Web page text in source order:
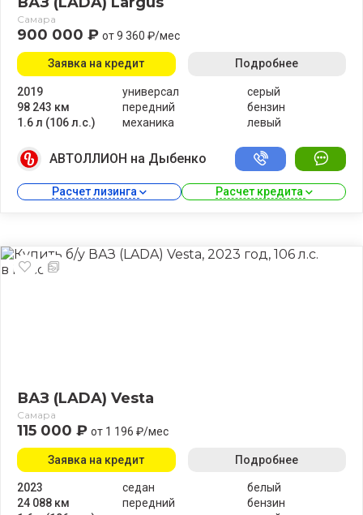
Самара
900 000 ₽ от 9 360 ₽/мес
2019
98 243 км
1.6 л (106 л.с.)
универсал
передний
механика
серый
бензин
левый
Заявка на кредит Подробнее
АВТОЛЛИОН на Дыбенко
Расчет лизинга Расчет кредита
ВАЗ (LADA) Vesta
Самара
115 000 ₽ от 1 196 ₽/мес
2023
24 088 км
седан
передний
белый
бензин
Заявка на кредит Подробнее